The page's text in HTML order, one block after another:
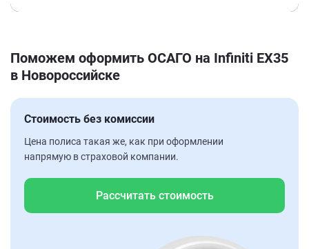
Поможем оформить ОСАГО на Infiniti EX35
в Новороссийске
Стоимость без комиссии
Цена полиса такая же, как при оформлении
напрямую в страховой компании.
Рассчитать стоимость